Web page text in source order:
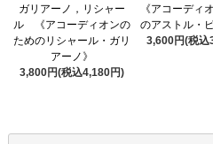
ガリアーノ，リシャー
ル 《アコーディオンの
ためのリシャール・ガリ
アーノ》
3,800円(税込4,180円)
《アコーディ
のアストル・
3,600円(税込